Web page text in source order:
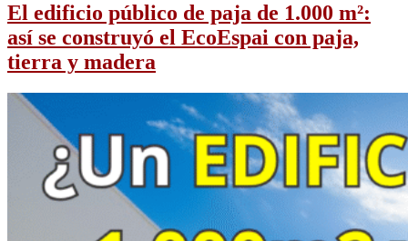
El edificio público de paja de 1.000 m²:
así se construyó el EcoEspai con paja,
tierra y madera